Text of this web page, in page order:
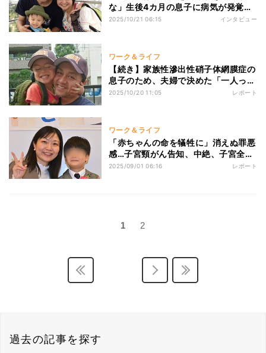
な」生後4カ月の息子に病気が発覚
し…絶望の中、元俳優夫婦が結ん
2025/10/21 06:15 インタビュー
ワーク＆ライフ
【続き】家族性滲出性硝子体網膜症の
息子のため、夫婦で決めた「一人っ子
にしよう」…両目が見えないまま遊ぶ
2025/10/20 11:05 レポート
ワーク＆ライフ
「赤ちゃんの命を犠牲に」消えぬ罪悪
感…子宮頸がん告知、中絶、子宮全摘
出、6歳長男との生活から見つけた“生
2025/09/01 06:16 レポート
1 2
過去の記事を探す